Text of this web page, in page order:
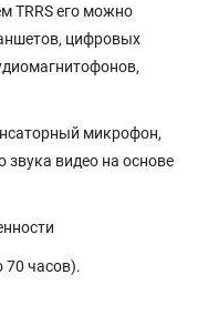
TRRS его можно
цифровых
микрофон,
видео на основе
70 часов).